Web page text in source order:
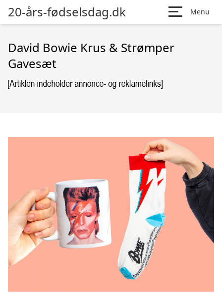
20-års-fødselsdag.dk Menu
David Bowie Krus & Strømper
Gavesæt